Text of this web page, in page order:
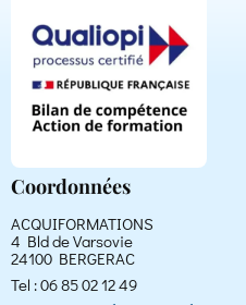
Coordonnées
ACQUIFORMATIONS
4 Bld de Varsovie
24100 BERGERAC
Tel : 06 85 02 12 49